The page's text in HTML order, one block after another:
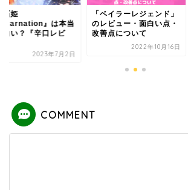
イラーレジェンド」
ビュー・面白い点・
点について
【序盤攻略】『EOS-エ
コーオブソウル-』の序
盤の進め方！リセマラ...
2022年9月22日
COMMENT